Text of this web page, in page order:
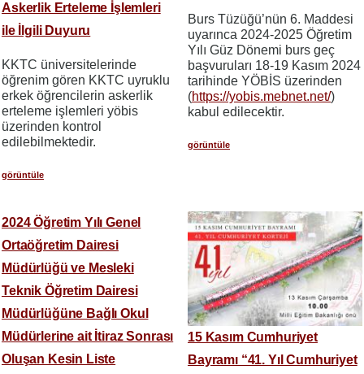
Askerlik Erteleme İşlemleri
ile İlgili Duyuru
KKTC üniversitelerinde
öğrenim gören KKTC uyruklu
erkek öğrencilerin askerlik
erteleme işlemleri yöbis
üzerinden kontrol
edilebilmektedir.
görüntüle
Burs Tüzüğü’nün 6. Maddesi
uyarınca 2024-2025 Öğretim
Yılı Güz Dönemi burs geç
başvuruları 18-19 Kasım 2024
tarihinde YÖBİS üzerinden
(https://yobis.mebnet.net/)
kabul edilecektir.
görüntüle
2024 Öğretim Yılı Genel
Ortaöğretim Dairesi
Müdürlüğü ve Mesleki
Teknik Öğretim Dairesi
Müdürlüğüne Bağlı Okul
Müdürlerine ait İtiraz Sonrası
Oluşan Kesin Liste
15 Kasım Cumhuriyet
Bayramı “41. Yıl Cumhuriyet